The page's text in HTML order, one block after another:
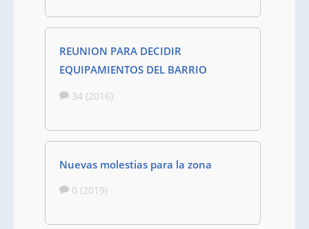
REUNION PARA DECIDIR
EQUIPAMIENTOS DEL BARRIO
34 (2016)
Nuevas molestias para la zona
0 (2019)